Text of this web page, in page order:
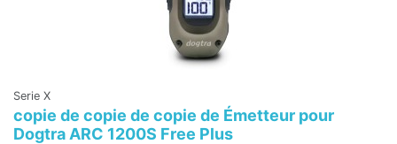
Serie X
copie de copie de copie de Émetteur pour
Dogtra ARC 1200S Free Plus